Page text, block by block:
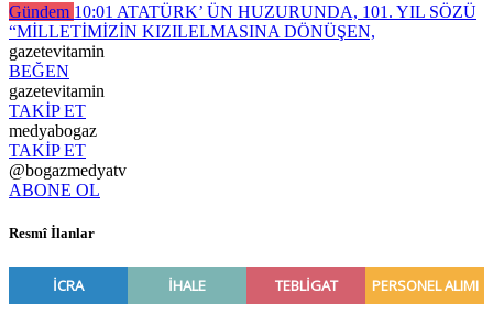
Gündem 10:01 ATATÜRK’ ÜN HUZURUNDA, 101. YIL SÖZÜ
“MİLLETİMİZİN KIZILELMASINA DÖNÜŞEN,
gazetevitamin
BEĞEN
gazetevitamin
TAKİP ET
medyabogaz
TAKİP ET
@bogazmedyatv
ABONE OL
Resmî İlanlar